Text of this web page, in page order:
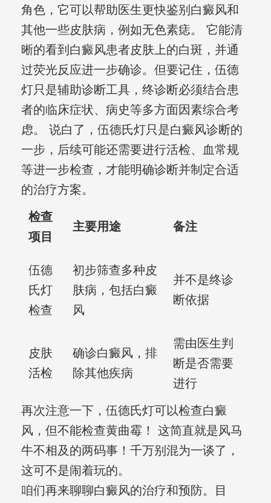
角色，它可以帮助医生更快鉴别白癜风和
其他一些皮肤病，例如无色素痣。 它能清
晰的看到白癜风患者皮肤上的白斑，并通
过荧光反应进一步确诊。但要记住，伍德
灯只是辅助诊断工具，终诊断必须结合患
者的临床症状、病史等多方面因素综合考
虑。 说白了，伍德氏灯只是白癜风诊断的
一步，后续可能还需要进行活检、血常规
等进一步检查，才能明确诊断并制定合适
的治疗方案。
检查
项目
主要用途 备注
伍德
氏灯
检查
初步筛查多种皮
肤病，包括白癜
风
并不是终诊
断依据
皮肤
活检
确诊白癜风，排
除其他疾病
需由医生判
断是否需要
进行
再次注意一下，伍德氏灯可以检查白癜
风，但不能检查黄曲霉！ 这简直就是风马
牛不相及的两码事！千万别混为一谈了，
这可不是闹着玩的。
咱们再来聊聊白癜风的治疗和预防。目